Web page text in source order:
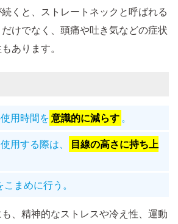
くと、ストレートネックと呼ばれる
けでなく、頭痛や吐き気などの症状
あります。
用時間を 意識的に減らす 。
用する際は、
目線の高さに持ち上
こまめに行う。
、精神的なストレスや冷え性、運動